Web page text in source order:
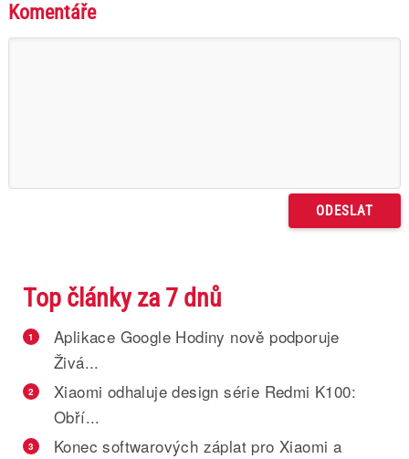
Komentáře
Top články za 7 dnů
1
Aplikace Google Hodiny nově podporuje
Živá...
2
Xiaomi odhaluje design série Redmi K100:
Obří...
3
Konec softwarových záplat pro Xiaomi a